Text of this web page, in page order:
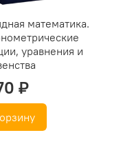
математика.
уравнения и
₽